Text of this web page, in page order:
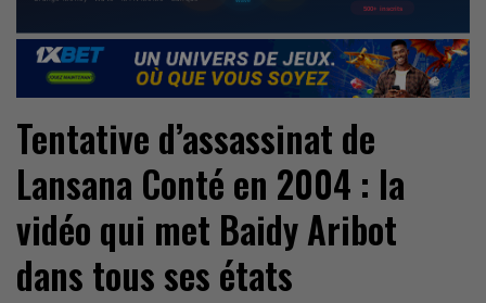
Tentative d’assassinat de
Lansana Conté en 2004 : la
vidéo qui met Baidy Aribot
dans tous ses états